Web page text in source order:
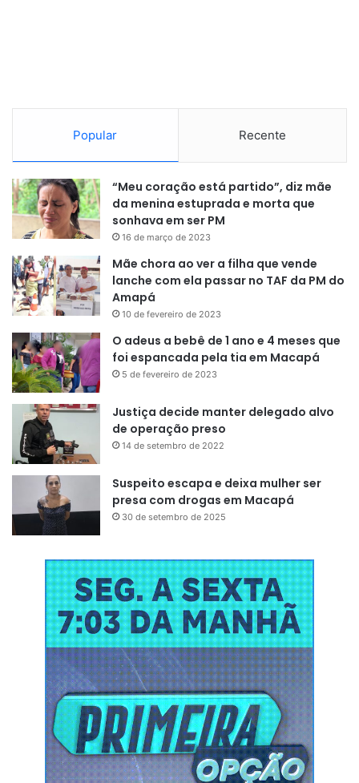
Popular Recente
“Meu coração está partido”, diz mãe
da menina estuprada e morta que
sonhava em ser PM
16 de março de 2023
Mãe chora ao ver a filha que vende
lanche com ela passar no TAF da PM do
Amapá
10 de fevereiro de 2023
O adeus a bebê de 1 ano e 4 meses que
foi espancada pela tia em Macapá
5 de fevereiro de 2023
Justiça decide manter delegado alvo
de operação preso
14 de setembro de 2022
Suspeito escapa e deixa mulher ser
presa com drogas em Macapá
30 de setembro de 2025